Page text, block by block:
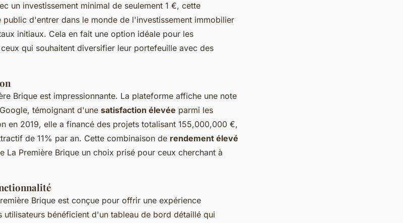
un investissement minimal de seulement 1 €, cette
d'entrer dans le monde de l'investissement immobilier
initiaux. Cela en fait une option idéale pour les
qui souhaitent diversifier leur portefeuille avec des
Brique est impressionnante. La plateforme affiche une note
témoignant d'une satisfaction élevée parmi les
en 2019, elle a financé des projets totalisant 155,000,000 €,
de 11% par an. Cette combinaison de rendement élevé
La Première Brique un choix prisé pour ceux cherchant à
Brique est conçue pour offrir une expérience
utilisateurs bénéficient d'un tableau de bord détaillé qui